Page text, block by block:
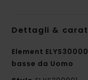
Dettagli &
Element
basse da Uomo